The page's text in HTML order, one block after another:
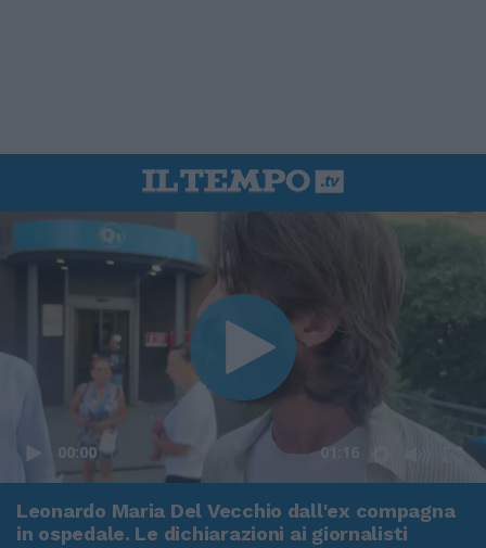
00:00 01:16
Leonardo Maria Del Vecchio dall'ex compagna
in ospedale. Le dichiarazioni ai giornalisti